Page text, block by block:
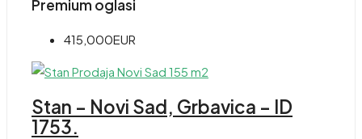
Premium oglasi
415,000EUR
Stan – Novi Sad, Grbavica – ID
1753.